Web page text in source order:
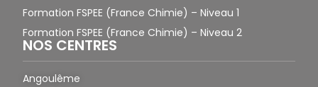
Formation FSPEE (France Chimie) – Niveau 1
Formation FSPEE (France Chimie) – Niveau 2
NOS CENTRES
Angoulême